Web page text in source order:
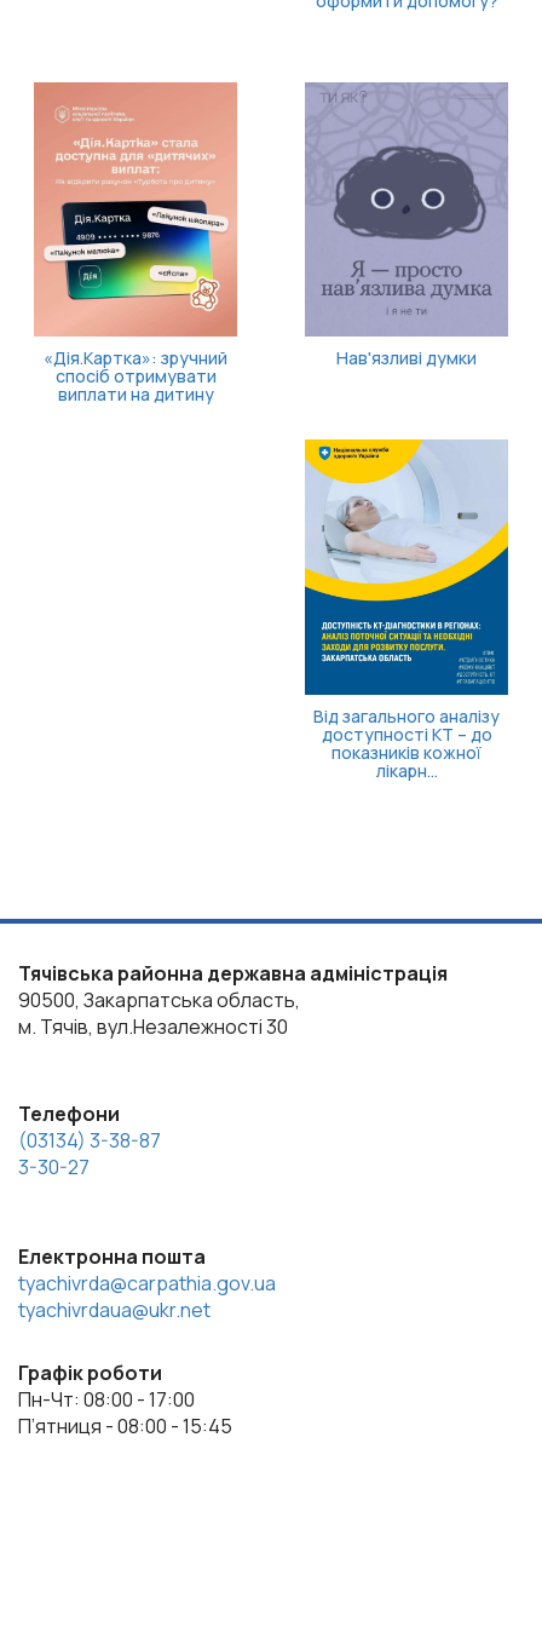
«Дія.Картка»: зручний
спосіб отримувати
виплати на дитину
Нав'язливі думки
Від загального аналізу
доступності КТ – до
показників кожної
лікарн...
Тячівська районна державна адміністрація
90500, Закарпатська область,
м. Тячів, вул.Незалежності 30
Телефони
(03134) 3-38-87
3-30-27
Електронна пошта
tyachivrda@carpathia.gov.ua
tyachivrdaua@ukr.net
Графік роботи
Пн-Чт: 08:00 - 17:00
П’ятниця - 08:00 - 15:45